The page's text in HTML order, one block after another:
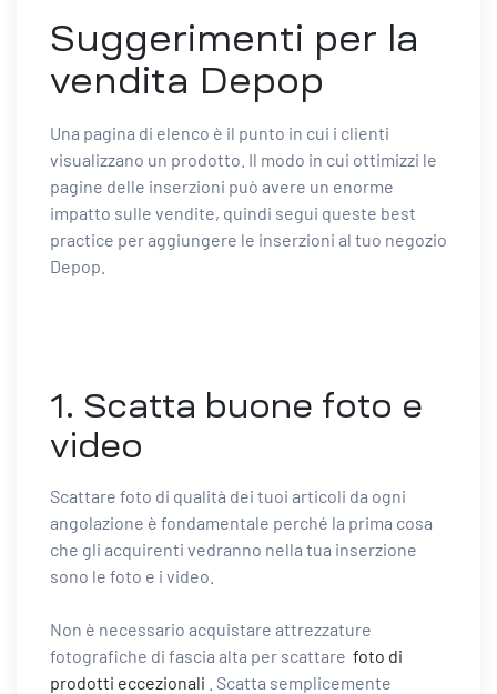
Suggerimenti per la
vendita Depop
Una pagina di elenco è il punto in cui i clienti
visualizzano un prodotto. Il modo in cui ottimizzi le
pagine delle inserzioni può avere un enorme
impatto sulle vendite, quindi segui queste best
practice per aggiungere le inserzioni al tuo negozio
Depop.
1. Scatta buone foto e
video
Scattare foto di qualità dei tuoi articoli da ogni
angolazione è fondamentale perché la prima cosa
che gli acquirenti vedranno nella tua inserzione
sono le foto e i video.
Non è necessario acquistare attrezzature
fotografiche di fascia alta per scattare foto di
prodotti eccezionali . Scatta semplicemente